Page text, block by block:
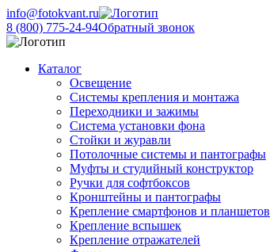
info@fotokvant.ru
8 (800) 775-24-94Обратный звонок
Каталог
Освещение
Системы крепления и монтажа
Переходники и зажимы
Система установки фона
Стойки и журавли
Потолочные системы и пантографы
Муфты и студийный конструктор
Ручки для софтбоксов
Кронштейны и пантографы
Крепление смартфонов и планшетов
Крепление вспышек
Крепление отражателей